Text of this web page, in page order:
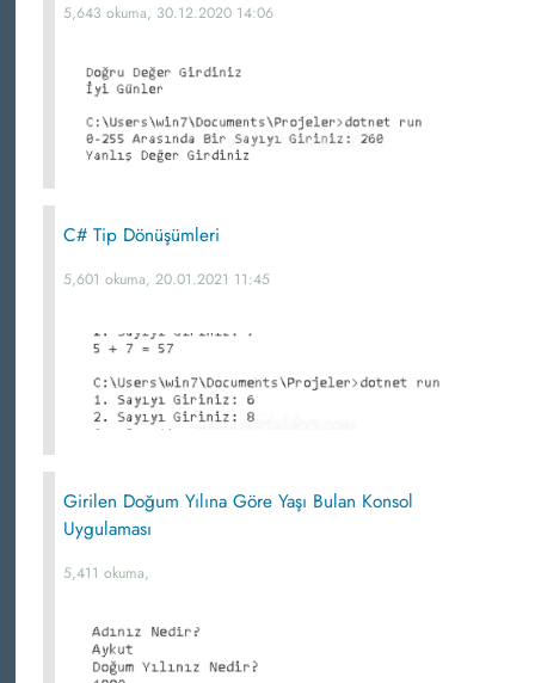
5,643 okuma, 30.12.2020 14:06
C# Tip Dönüşümleri
5,601 okuma, 20.01.2021 11:45
Girilen Doğum Yılına Göre Yaşı Bulan Konsol
Uygulaması
5,411 okuma,